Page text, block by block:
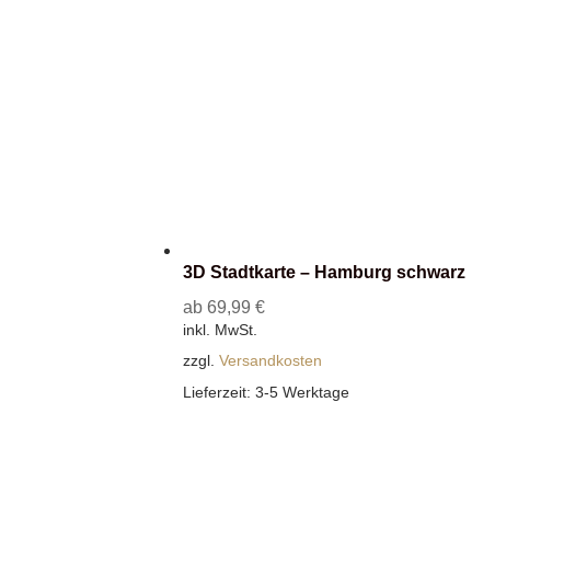
3D Stadtkarte – Hamburg schwarz
ab69,99€
inkl. MwSt.
zzgl.Versandkosten
Lieferzeit:3-5 Werktage